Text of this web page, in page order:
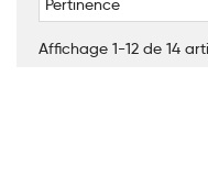
Pertinence
Affichage 1-12 de 14